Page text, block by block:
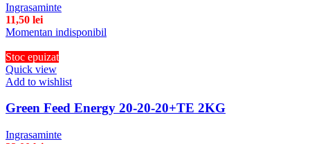
Ingrasaminte
11,50 lei
Momentan indisponibil
Stoc epuizat
Quick view
Add to wishlist
Green Feed Energy 20-20-20+TE 2KG
Ingrasaminte